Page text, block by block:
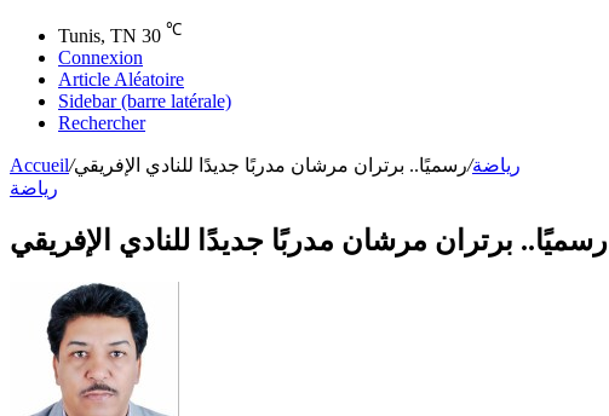
Tunis, TN 30 ℃
Connexion
Article Aléatoire
Sidebar (barre latérale)
Rechercher
Accueil/ رياضة/رسميًا.. برتران مرشان مدربًا جديدًا للنادي الإفريقي
رياضة
رسميًا.. برتران مرشان مدربًا جديدًا للنادي الإفريقي